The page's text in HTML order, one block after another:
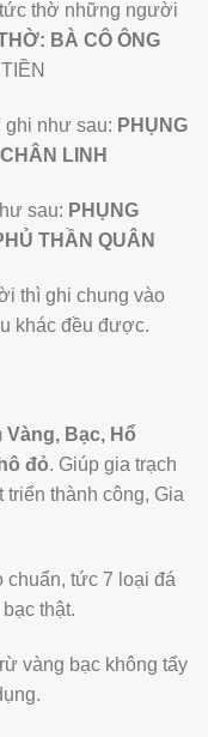
thờ những người
BÀ CÔ ÔNG
ghi như sau: PHỤNG
LINH
sau: PHỤNG
THẦN QUÂN
thì ghi chung vào
khác đều được.
Vàng, Bạc, Hổ
đỏ. Giúp gia trạch
thành công, Gia
chuẩn, tức 7 loại đá
thật.
vàng bạc không tẩy